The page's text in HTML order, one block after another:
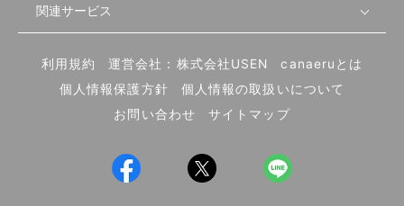
セミナー動画
首都圏
北海道
先輩開業者の声
開業・経営に関する記事
編集ポリシー
業態別の開業方法
UIターン開業特集
物件
内装・設備
食材・仕入れ
会員登録
ログイン
関連サービス
飲食店サクセスガイド（外部サイト）
利用規約 運営会社：株式会社USEN
canaeruとは
個人情報保護方針
個人情報の取扱いについて
お問い合わせ
サイトマップ